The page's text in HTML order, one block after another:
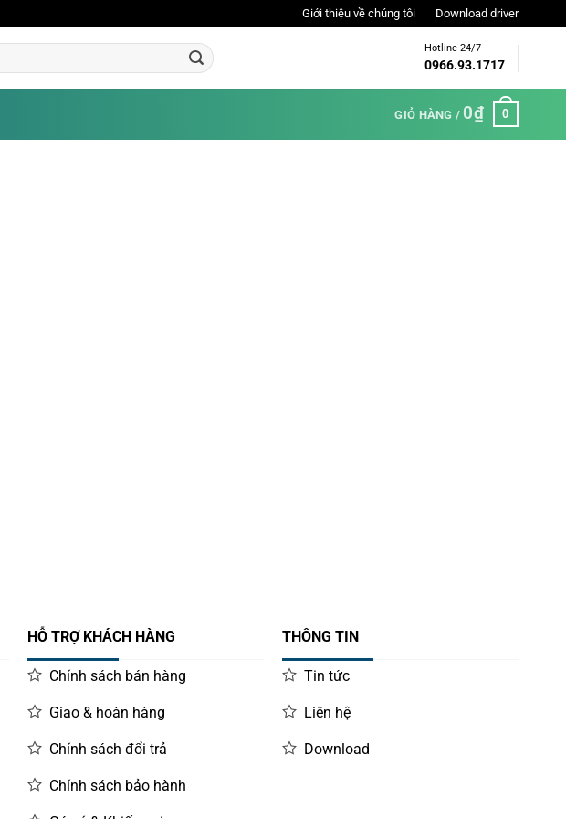
Giới thiệu về chúng tôi Download driver
Hotline 24/7
0966.93.1717
GIỎ HÀNG / 0₫ 0
HỖ TRỢ KHÁCH HÀNG
Chính sách bán hàng
Giao & hoàn hàng
Chính sách đổi trả
Chính sách bảo hành
THÔNG TIN
Tin tức
Liên hệ
Download